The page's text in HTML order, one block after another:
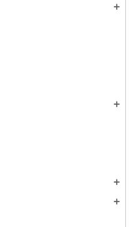
add
add
add
add